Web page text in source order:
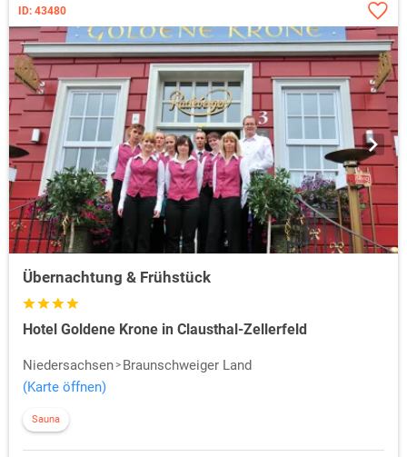
ID: 43480
Übernachtung & Frühstück
Hotel Goldene Krone in Clausthal-Zellerfeld
Niedersachsen
Braunschweiger Land
(Karte öffnen)
Sauna